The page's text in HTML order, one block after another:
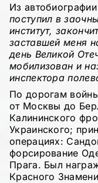
Из
поступил в
институт,
заставшей меня
день Великой
мобилизован и
инспектора
По дорогам
от Москвы до
Калининского
Украинского;
операциях:
форсирование
Прага. Был
Красного